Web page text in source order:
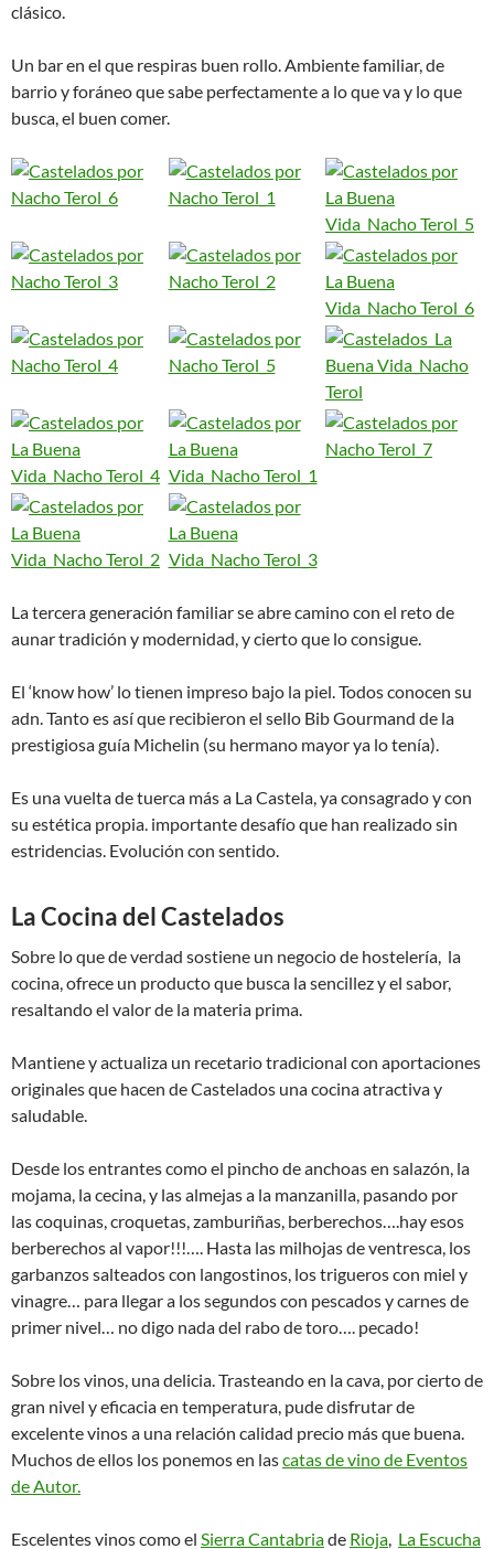
clásico.
Un bar en el que respiras buen rollo. Ambiente familiar, de
barrio y foráneo que sabe perfectamente a lo que va y lo que
busca, el buen comer.
La tercera generación familiar se abre camino con el reto de
aunar tradición y modernidad, y cierto que lo consigue.
El ‘know how’ lo tienen impreso bajo la piel. Todos conocen su
adn. Tanto es así que recibieron el sello Bib Gourmand de la
prestigiosa guía Michelin (su hermano mayor ya lo tenía).
Es una vuelta de tuerca más a La Castela, ya consagrado y con
su estética propia. importante desafío que han realizado sin
estridencias. Evolución con sentido.
La Cocina del Castelados
Sobre lo que de verdad sostiene un negocio de hostelería, la
cocina, ofrece un producto que busca la sencillez y el sabor,
resaltando el valor de la materia prima.
Mantiene y actualiza un recetario tradicional con aportaciones
originales que hacen de Castelados una cocina atractiva y
saludable.
Desde los entrantes como el pincho de anchoas en salazón, la
mojama, la cecina, y las almejas a la manzanilla, pasando por
las coquinas, croquetas, zamburiñas, berberechos….hay esos
berberechos al vapor!!!…. Hasta las milhojas de ventresca, los
garbanzos salteados con langostinos, los trigueros con miel y
vinagre… para llegar a los segundos con pescados y carnes de
primer nivel… no digo nada del rabo de toro…. pecado!
Sobre los vinos, una delicia. Trasteando en la cava, por cierto de
gran nivel y eficacia en temperatura, pude disfrutar de
excelente vinos a una relación calidad precio más que buena.
Muchos de ellos los ponemos en lascatas de vino de Eventos
de Autor.
Escelentes vinos como el Sierra Cantabriade Rioja, La Escucha